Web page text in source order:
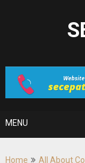
MENU
Home All About